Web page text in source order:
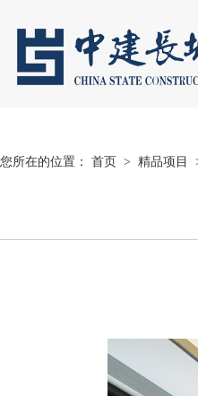
您所在的位置： 首页 > 精品项目